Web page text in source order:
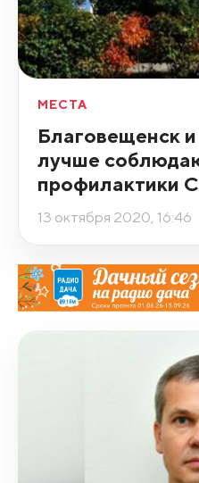
МЕСТА
Благовещенск
лучше
профилактики
13 октября 2020, 16:46